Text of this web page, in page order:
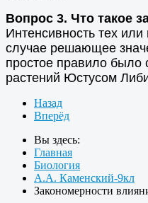
Вопрос 3. Что такое
Интенсивность тех
случае решающее
простое правило было
растений Юстусом
Назад
Вперёд
Вы здесь:
Главная
Биология
А.А. Каменский-9кл
Закономерности